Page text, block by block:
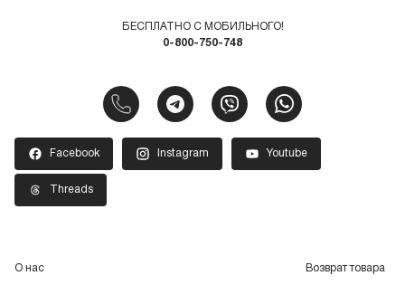
БЕСПЛАТНО С МОБИЛЬНОГО!
0-800-750-748
Facebook Instagram Youtube
Threads
О нас Возврат товара